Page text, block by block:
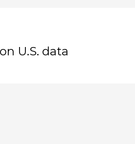
U.S. data